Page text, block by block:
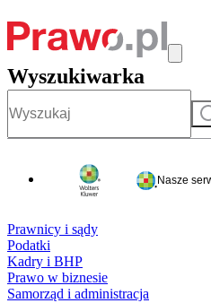
Wyszukiwarka
Nasze
Prawnicy i sądy
Podatki
Kadry i BHP
Prawo w biznesie
Samorząd i administracja